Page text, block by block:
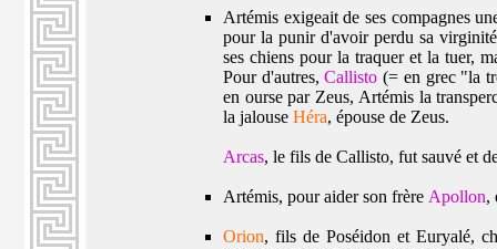
Artémis exigeait de ses compagnes
pour la punir d'avoir perdu sa
ses chiens pour la traquer et la tuer,
Pour d'autres,Callisto(= en grec "la
en ourse par Zeus, Artémis la
la jalouse Héra, épouse de Zeus.
Arcas, le fils de Callisto, fut sauvé et
Artémis, pour aider son frère Apollon,
Orion, fils de Poséidon et Euryalé,